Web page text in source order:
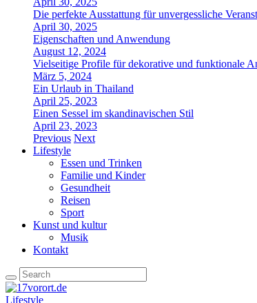
Die perfekte Ausstattung für unvergessliche
April 30, 2025
Eigenschaften und Anwendung
August 12, 2024
Vielseitige Profile für dekorative und funktionale
März 5, 2024
Ein Urlaub in Thailand
April 25, 2023
Einen Sessel im skandinavischen Stil
April 23, 2023
Previous Next
Lifestyle
Essen und Trinken
Familie und Kinder
Gesundheit
Reisen
Sport
Kunst und kultur
Musik
Kontakt
Lifestyle